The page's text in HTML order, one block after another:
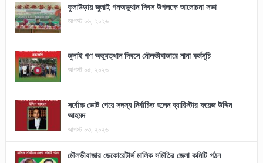
কুলাউড়ায় জুলাই গনঅভূথান দিবস উপলক্ষে আলোচনা সভা
আগস্ট ০৬, ২০২৬
জুলাই গণ অভ্যুত্থান দিবসে মৌলভীবাজারে নানা কর্মসূচি
আগস্ট ০৫, ২০২৬
সর্বোচ্চ ভোট পেয়ে সদস্য নির্বাচিত হলেন ব্যারিস্টার ফয়েজ উদ্দিন
আহমদ
আগস্ট ০৩, ২০২৬
মৌলভীবাজার ডেকোরেটার্স মালিক সমিতির জেলা কমিটি গঠন